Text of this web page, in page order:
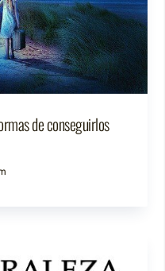
de conseguirlos